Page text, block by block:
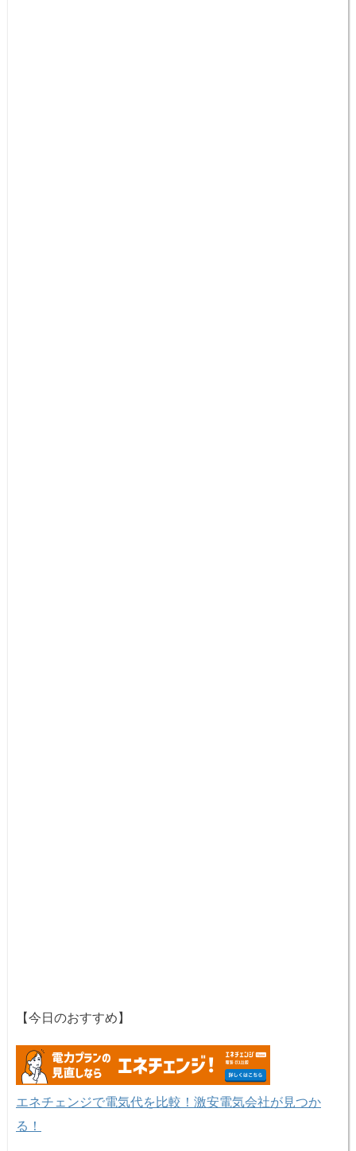
【今日のおすすめ】
エネチェンジで電気代を比較！激安電気会社が見つか
る！